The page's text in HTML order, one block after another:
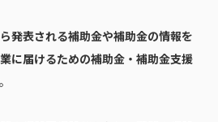
発表される補助金や補助金の情報を
に届けるための補助金・補助金支援